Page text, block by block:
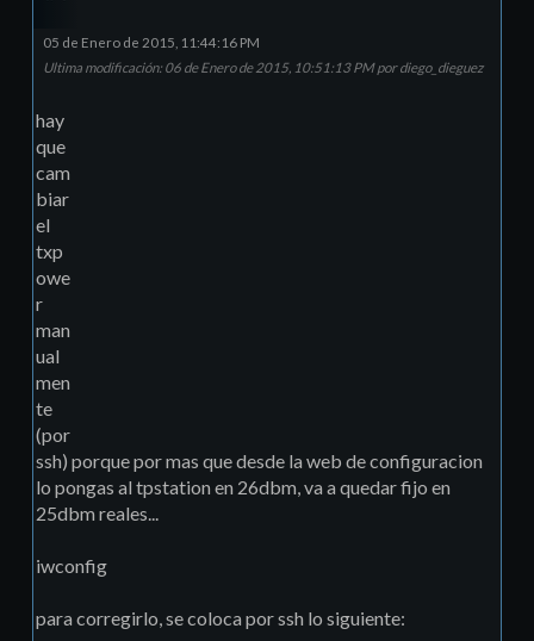
05 de Enero de 2015, 11:44:16 PM
Ultima modificación: 06 de Enero de 2015, 10:51:13 PM por diego_dieguez
hay
que
cam
biar
el
txp
owe
r
man
ual
men
te
(por
ssh) porque por mas que desde la web de configuracion
lo pongas al tpstation en 26dbm, va a quedar fijo en
25dbm reales...
iwconfig
para corregirlo, se coloca por ssh lo siguiente: